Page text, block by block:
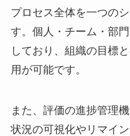
プロセス全体を一つの
す。個人・チーム・部
しており、組織の目標
用が可能です。
また、評価の進捗管理
状況の可視化やリマイ